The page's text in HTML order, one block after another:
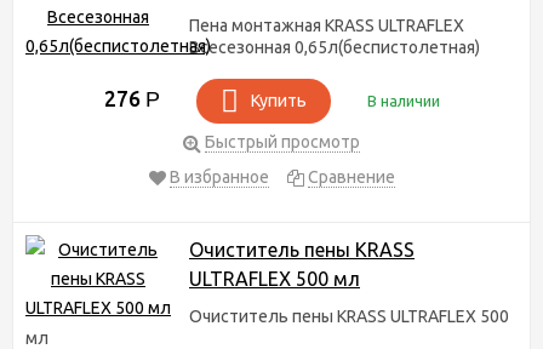
Пена монтажная KRASS ULTRAFLEX
Всесезонная 0,65л(беспистолетная)
276 Р Купить В наличии
Быстрый просмотр
В избранное
Сравнение
Очиститель пены KRASS
ULTRAFLEX 500 мл
Очиститель пены KRASS ULTRAFLEX 500
мл